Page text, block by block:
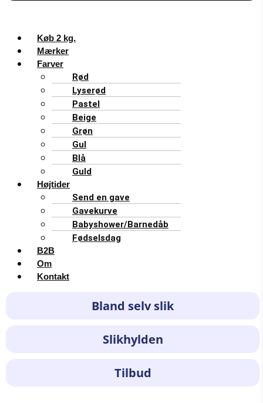
Køb 2 kg.
Mærker
Farver
Rød
Lyserød
Pastel
Beige
Grøn
Gul
Blå
Guld
Højtider
Send en gave
Gavekurve
Babyshower/Barnedåb
Fødselsdag
B2B
Om
Kontakt
Bland selv slik
Slikhylden
Tilbud